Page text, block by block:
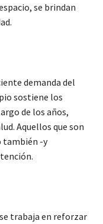
se brindan
demanda del
sostiene los
de los años,
Aquellos que son
también -y
trabaja en reforzar